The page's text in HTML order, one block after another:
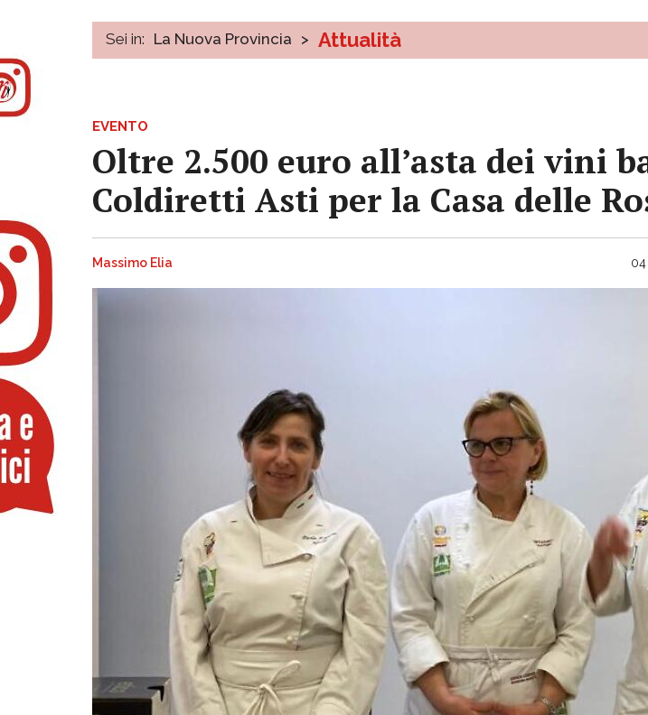
Sei in: La Nuova Provincia > Attualità
EVENTO
Oltre 2.500 euro all’asta dei vini
Coldiretti Asti per la Casa delle
Massimo Elia